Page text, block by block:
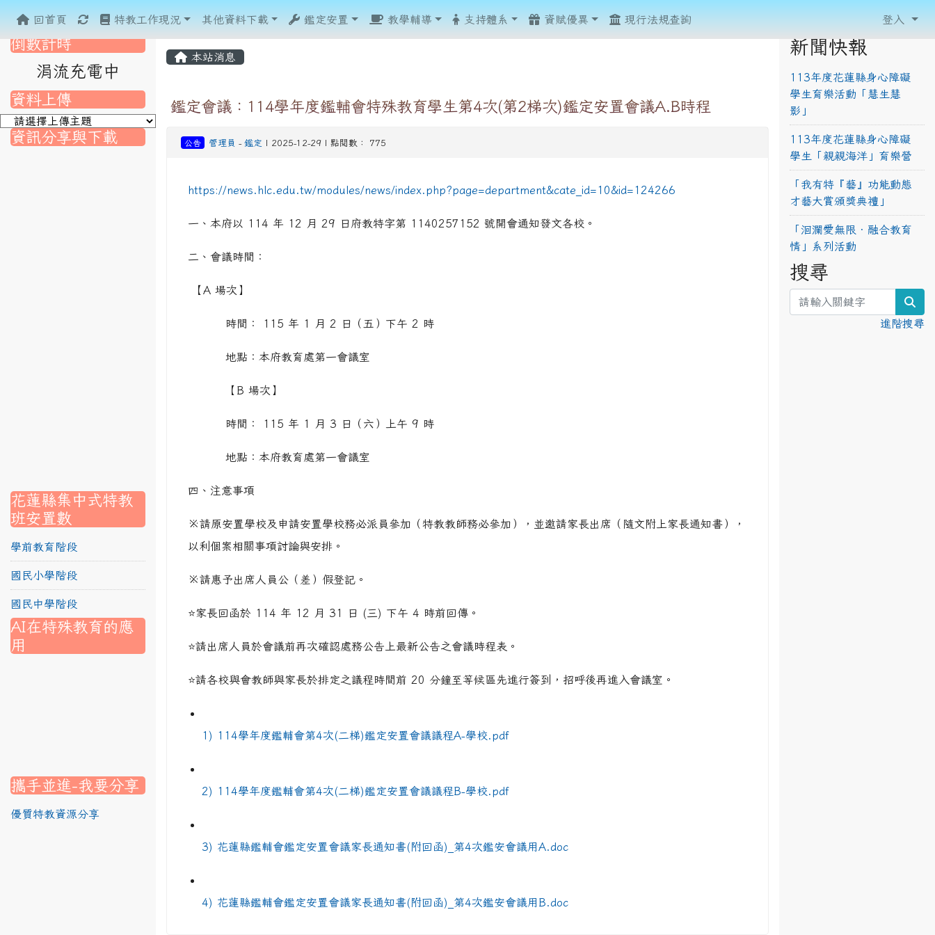
本站消息
鑑定會議：114學年度鑑輔會特殊教育學生第4次(第2梯次)鑑定安置會議A.B時程
公告 管理員 - 鑑定 | 2025-12-29 | 點閱數： 775
https://news.hlc.edu.tw/modules/news/index.php?page=department&cate_id=10&id=124266
一、本府以 114 年 12 月 29 日府教特字第 1140257152 號開會通知發文各校。
二、會議時間：
【A 場次】
時間： 115 年 1 月 2 日（五）下午 2 時
地點：本府教育處第一會議室
【B 場次】
時間： 115 年 1 月 3 日（六）上午 9 時
地點：本府教育處第一會議室
四、注意事項
※請原安置學校及申請安置學校務必派員參加（特教教師務必參加），並邀請家長出席（隨文附上家長通知書），
以利個案相關事項討論與安排。
※請惠予出席人員公（差）假登記。
⭐家長回函於 114 年 12 月 31 日 (三) 下午 4 時前回傳。
⭐請出席人員於會議前再次確認處務公告上最新公告之會議時程表。
⭐請各校與會教師與家長於排定之議程時間前 20 分鐘至等候區先進行簽到，招呼後再進入會議室。
1) 114學年度鑑輔會第4次(二梯)鑑定安置會議議程A-學校.pdf
2) 114學年度鑑輔會第4次(二梯)鑑定安置會議議程B-學校.pdf
3) 花蓮縣鑑輔會鑑定安置會議家長通知書(附回函)_第4次鑑安會議用A.doc
4) 花蓮縣鑑輔會鑑定安置會議家長通知書(附回函)_第4次鑑安會議用B.doc
倒數計時
涓流充電中
資料上傳
資訊分享與下載
link to https://srec.hlc.edu.tw/modules/tadnews/page.php?ncsn=110&nsn=960
link to https://srec.hlc.edu.tw/modules/tadnews/page.php?ncsn=110&nsn=960
link to https://srec.hlc.edu.tw/modules/tadnews/page.php?ncsn=107
link to https://srec.hlc.edu.tw/modules/tadnews/page.php?ncsn=107
to https://srec.hlc.edu.tw/modules/tadnews/page.php?ncsn=42
link to https://srec.hlc.edu.tw/modules/tadnews/page.php?ncsn=111
link to https://srec.hlc.edu.tw/modules/tadnews/page.php?ncsn=42
link to https://srec.hlc.edu.tw/modules/tadnews/page.php?ncsn=42
link to https://srec.hlc.edu.tw/modules/tadnews/page.php?ncsn=79
link to https://srec.hlc.edu.tw/modules/tadnews/page.php?ncsn=29
link to https://srec.hlc.edu.tw/modules/tadnews/page.php?ncsn=112&nsn=967
link to https://srec.hlc.edu.tw/modules/tadnews/page.php?ncsn=31
link to https://srec.hlc.edu.tw/modules/tadnews/page.php?nsn=970
link to https://srec.hlc.edu.tw/modules/tad_assignment/show.php?assn=10
link to https://srec.hlc.edu.tw/modules/tad_assignment/show.php?assn=8
link to https://srec.hlc.edu.tw/modules/tad_assignment/show.php?assn=11
花蓮縣集中式特教
班安置數
學前教育階段
國民小學階段
國民中學階段
AI在特殊教育的應
用
nk to https://srec.hlc.edu.tw/modules/tad_assignment/show.php?assn=8
ink to https://srec.hlc.edu.tw/modules/tad_assignment/show.php?assn=8
link to https://srec.hlc.edu.tw/modules/tadnews/page.php?ncsn=51
link to https://srec.hlc.edu.tw/modules/tadnews/page.php?ncsn=81
link to https://www.canva.com/design/DAG1u-ovpMc/0yPmK-u63btq5e4Jl-NktA/edit?utm_content=DAG1u-
link to https://srec.hlc.edu.tw/modules/tadnews/page.php?nsn=1152
link to https://srec.hlc.edu.tw/modules/tad_assignment/show.php?assn=10
link to https://srec.hlc.edu.tw/modules/tad_assignment/show.php?assn=8
link to https://srec.hlc.edu.tw/modules/tad_assignment/show.php?assn=11
攜手並進-我要分享
優質特教資源分享
新聞快報
113年度花蓮縣身心障礙
學生育樂活動「慧生慧
影」
113年度花蓮縣身心障礙
學生「親親海洋」育樂營
「我有特『藝』功能動態
才藝大賞頒獎典禮」
「洄瀾愛無限‧融合教育
情」系列活動
搜尋
進階搜尋
回首頁 重新取得佈景設定
特教工作現況 其他資料下載 鑑定安置 教學輔導 支持體系 資賦優異 現行法規查詢 登入